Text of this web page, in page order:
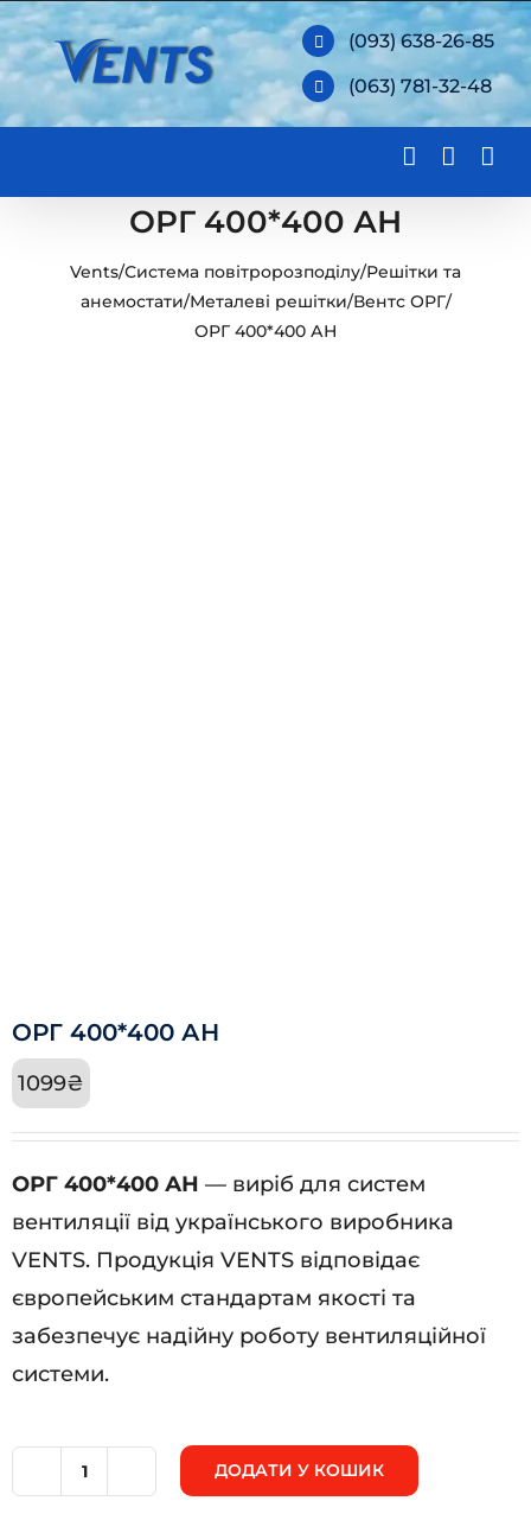
Skip
to
content
(093) 638-26-85
(063) 781-32-48
ОРГ 400*400 АН
Vents/Система повітророзподілу/Решітки та
анемостати/Металеві решітки/Вентс ОРГ/
ОРГ 400*400 АН
ОРГ 400*400 АН
1099₴
ОРГ 400*400 АН — виріб для систем
вентиляції від українського виробника
VENTS. Продукція VENTS відповідає
європейським стандартам якості та
забезпечує надійну роботу вентиляційної
системи.
ДОДАТИ У КОШИК